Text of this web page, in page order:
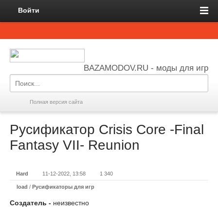
Войти
BAZAMODOV.RU - моды для игр
Полная версия сайта
Русификатор Crisis Core -Final
Fantasy VII- Reunion
Hard 11-12-2022, 13:58 1 340
load / Русификаторы для игр
Создатель - неизвестно